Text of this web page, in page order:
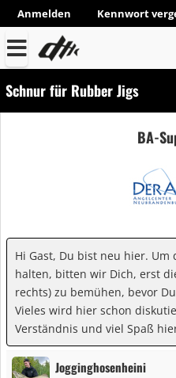
Anmelden Kennwort
Schnur für Rubber Jigs
BA-
Hi Gast, Du bist neu hier.
halten, bitten wir Dich, erst
rechts) zu bemühen, bevor
Vieles wird hier schon
Verständnis und viel Spaß
Jogginghosenheini